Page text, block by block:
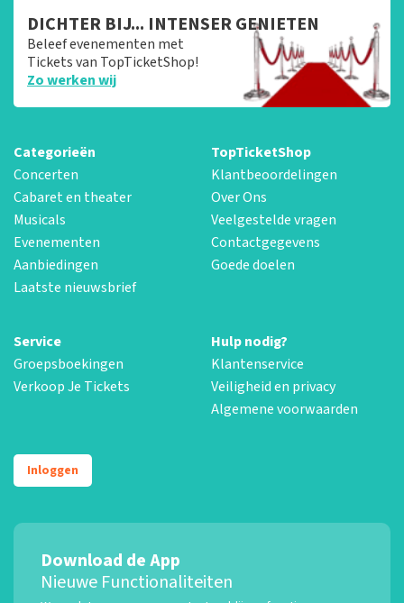
DICHTER BIJ... INTENSER GENIETEN
Beleef evenementen met
Tickets van TopTicketShop!
Zo werken wij
Categorieën
Concerten
Cabaret en theater
Musicals
Evenementen
Aanbiedingen
Laatste nieuwsbrief
TopTicketShop
Klantbeoordelingen
Over Ons
Veelgestelde vragen
Contactgegevens
Goede doelen
Service
Groepsboekingen
Verkoop Je Tickets
Hulp nodig?
Klantenservice
Veiligheid en privacy
Algemene voorwaarden
Inloggen
Download de App
Nieuwe Functionaliteiten